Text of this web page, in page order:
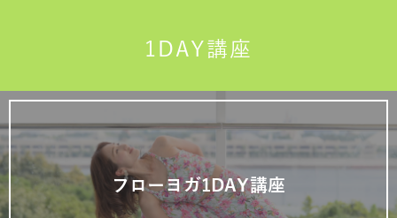
1DAY講座
フローヨガ1DAY講座